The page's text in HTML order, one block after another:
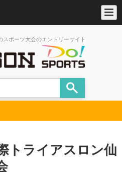
スポーツ大会のエントリーサイト
トライアスロン仙